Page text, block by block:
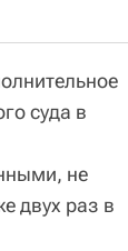
суда в
не
двух раз в